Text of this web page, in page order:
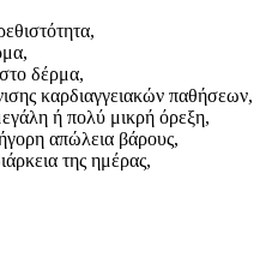
δέρμα,
καρδιαγγειακών παθήσεων,
ή πολύ μικρή όρεξη,
απώλεια βάρους,
της ημέρας,